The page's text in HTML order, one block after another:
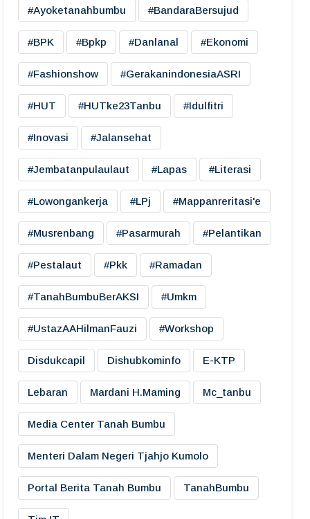
#ayoketanahbumbu #BandaraBersujud
#BPK #bpkp #danlanal #ekonomi
#fashionshow #gerakanindonesiaASRI
#HUT #HUTke23Tanbu #idulfitri
#inovasi #jalansehat
#jembatanpulaulaut #lapas #literasi
#lowongankerja #LPj #mappanreritasi'e
#musrenbang #pasarmurah #pelantikan
#pestalaut #pkk #ramadan
#TanahBumbuBerAKSI #umkm
#UstazAAHilmanFauzi #workshop
Disdukcapil Dishubkominfo E-KTP
Lebaran Mardani H.maming Mc_tanbu
Media Center Tanah Bumbu
Menteri Dalam Negeri Tjahjo Kumolo
Portal Berita Tanah Bumbu TanahBumbu